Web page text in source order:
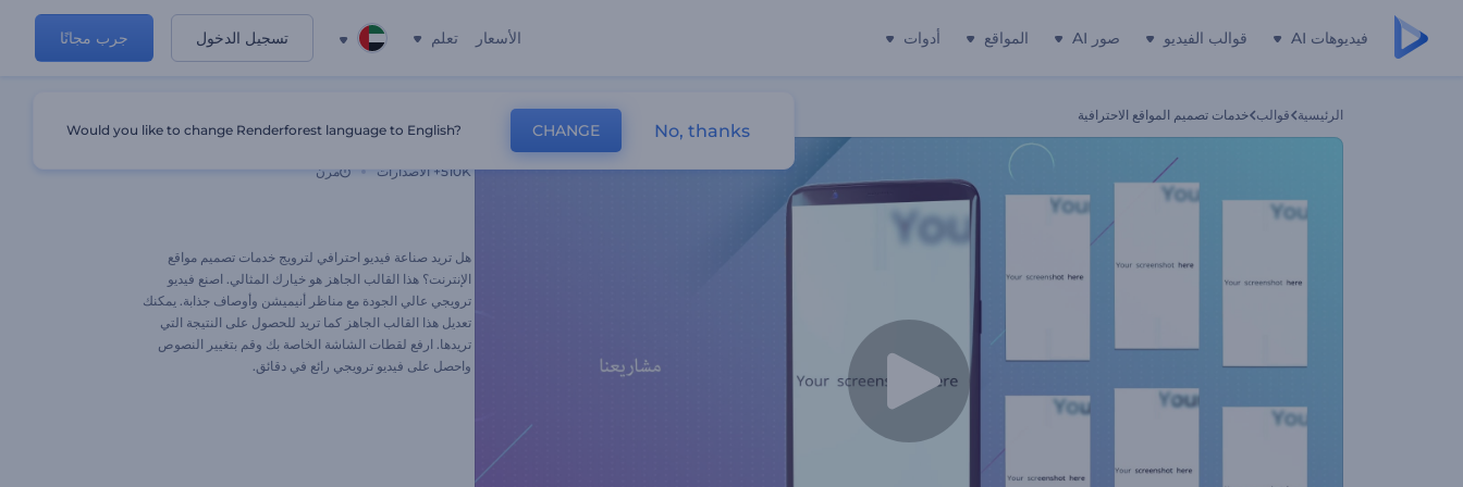
فيديوهات AI قوالب الفيديو صور AI المواقع أدوات الأسعار تعلم تسجيل الدخول جرب مجانًا
الرئيسية قوالب خدمات تصميم المواقع الاحترافية
510K+ الاصدارات مرن
هل تريد صناعة فيديو احترافي لترويج خدمات تصميم مواقع
الإنترنت؟ هذا القالب الجاهز هو خيارك المثالي. اصنع فيديو
ترويجي عالي الجودة مع مناظر أنيميشن وأوصاف جذابة. يمكنك
تعديل هذا القالب الجاهز كما تريد للحصول على النتيجة التي
تريدها. ارفع لقطات الشاشة الخاصة بك وقم بتغيير النصوص
واحصل على فيديو ترويجي رائع في دقائق.
Would you like to change Renderforest language to English? CHANGE No, thanks